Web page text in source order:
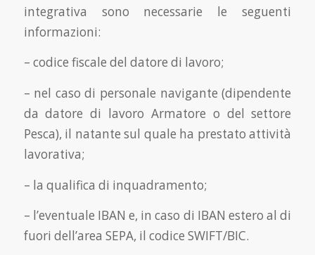
integrativa sono necessarie le seguenti
informazioni:
– codice fiscale del datore di lavoro;
– nel caso di personale navigante (dipendente
da datore di lavoro Armatore o del settore
Pesca), il natante sul quale ha prestato attività
lavorativa;
– la qualifica di inquadramento;
– l’eventuale IBAN e, in caso di IBAN estero al di
fuori dell’area SEPA, il codice SWIFT/BIC.